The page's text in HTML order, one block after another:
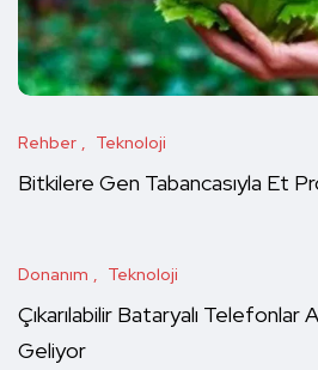
Rehber Teknoloji
Bitkilere Gen Tabancasıyla Et
Donanım Teknoloji
Çıkarılabilir Bataryalı Telefonlar
Geliyor